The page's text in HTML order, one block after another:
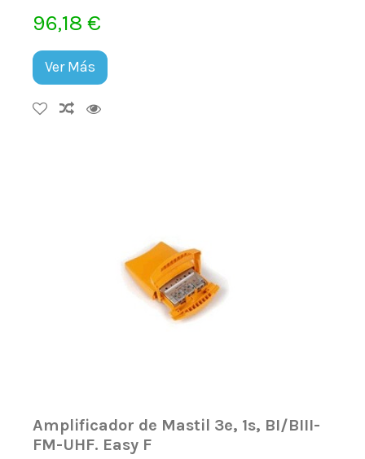
96,18 €
Ver Más
Amplificador de Mastil 3e, 1s, BI/BIII-
FM-UHF. Easy F